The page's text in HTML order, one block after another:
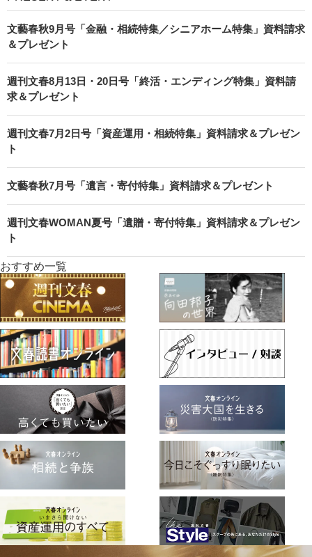
文藝春秋9月号「金融・相続特集／シニアホーム特集」資料請求
＆プレゼント
週刊文春8月13日・20日号「終活・エンディング特集」資料請
求＆プレゼント
週刊文春7月2日号「資産運用・相続特集」資料請求＆プレゼン
ト
文藝春秋7月号「遺言・寄付特集」資料請求＆プレゼント
週刊文春WOMAN夏号「遺贈・寄付特集」資料請求＆プレゼン
ト
おすすめ一覧